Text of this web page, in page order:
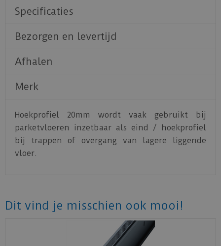
Specificaties
Bezorgen en levertijd
Afhalen
Merk
Hoekprofiel 20mm wordt vaak gebruikt bij
parketvloeren inzetbaar als eind / hoekprofiel
bij trappen of overgang van lagere liggende
vloer.
Dit vind je misschien ook mooi!